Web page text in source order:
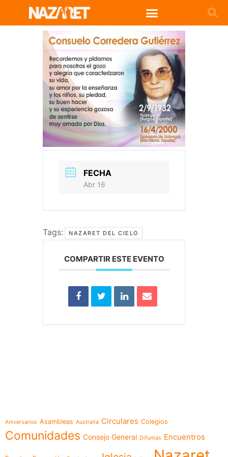
FECHA
Abr 16
Tags: NAZARET DEL CIELO
COMPARTIR ESTE EVENTO
Aniversarios Asambleas Australia Circulares Colegios
Comunidades Consejo General Difuntas Encuentros